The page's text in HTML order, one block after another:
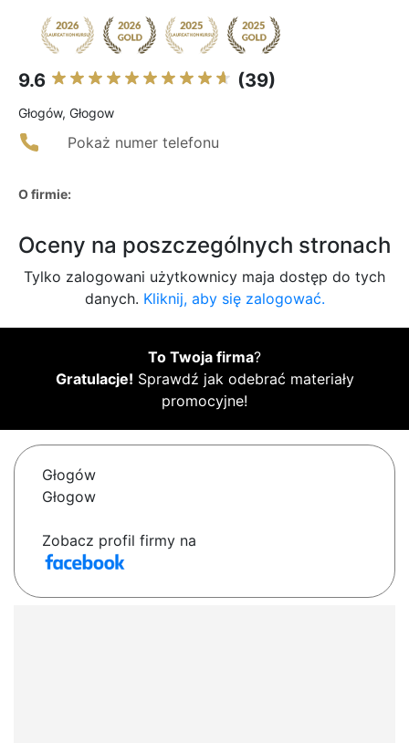
9.6 (39)
Głogów, Głogow
Pokaż numer telefonu
O firmie:
Oceny na poszczególnych stronach
Tylko zalogowani użytkownicy maja dostęp do tych
danych. Kliknij, aby się zalogować.
To Twoja firma?
Gratulacje! Sprawdź jak odebrać materiały
promocyjne!
Głogów
Głogow
Zobacz profil firmy na